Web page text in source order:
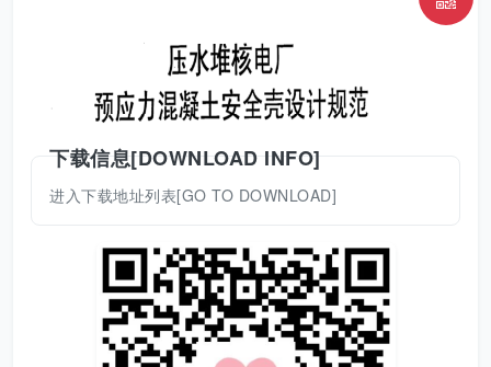
下载信息[DOWNLOAD INFO]
进入下载地址列表[GO TO DOWNLOAD]